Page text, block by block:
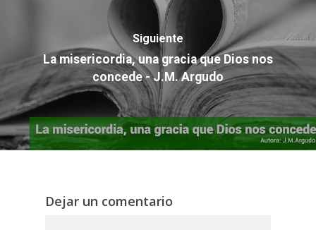
Siguiente
La misericordia, una gracia que Dios nos
concede - J.M. Argudo
Dejar un comentario